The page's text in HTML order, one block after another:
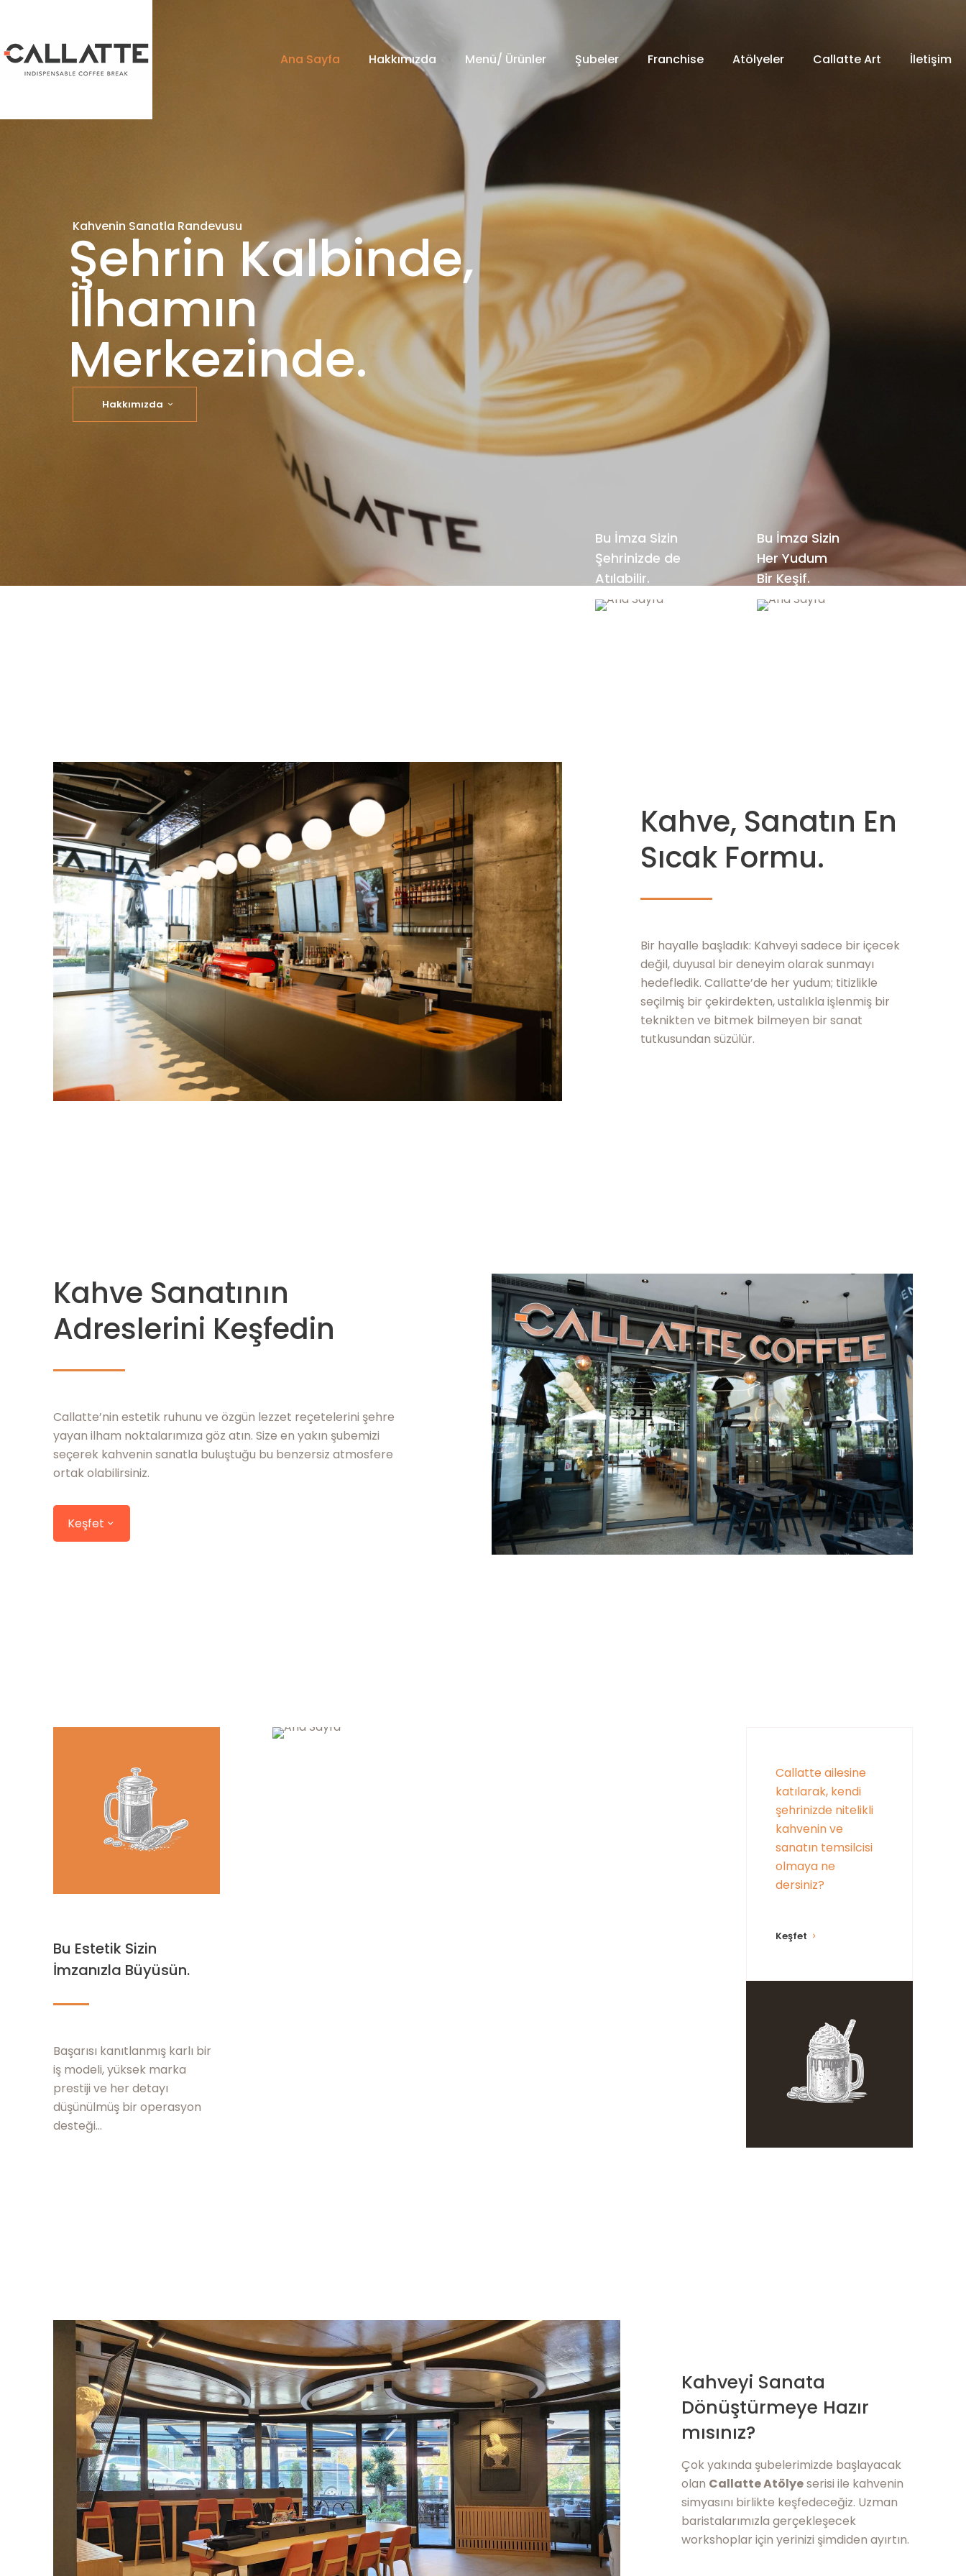
Ana Sayfa Hakkımızda Menü/ Ürünler Şubeler Franchise Atölyeler Callatte Art İletişim
Kahvenin Sanatla Randevusu
Şehrin Kalbinde,
İlhamın
Merkezinde.
Hakkımızda
Bu İmza Sizin
Şehrinizde de
Atılabilir.
Bu İmza Sizin
Her Yudum
Bir Keşif.
Kahve, Sanatın En
Sıcak Formu.
Bir hayalle başladık: Kahveyi sadece bir içecek
değil, duyusal bir deneyim olarak sunmayı
hedefledik. Callatte’de her yudum; titizlikle
seçilmiş bir çekirdekten, ustalıkla işlenmiş bir
teknikten ve bitmek bilmeyen bir sanat
tutkusundan süzülür.
Kahve Sanatının
Adreslerini Keşfedin
Callatte’nin estetik ruhunu ve özgün lezzet reçetelerini şehre
yayan ilham noktalarımıza göz atın. Size en yakın şubemizi
seçerek kahvenin sanatla buluştuğu bu benzersiz atmosfere
ortak olabilirsiniz.
Keşfet
Bu Estetik Sizin
İmzanızla Büyüsün.
Başarısı kanıtlanmış karlı bir
iş modeli, yüksek marka
prestiji ve her detayı
düşünülmüş bir operasyon
desteği...
Callatte ailesine
katılarak, kendi
şehrinizde nitelikli
kahvenin ve
sanatın temsilcisi
olmaya ne
dersiniz?
Keşfet
Kahveyi Sanata
Dönüştürmeye Hazır
mısınız?
Çok yakında şubelerimizde başlayacak
olan Callatte Atölyeserisi ile kahvenin
simyasını birlikte keşfedeceğiz. Uzman
baristalarımızla gerçekleşecek
workshoplar için yerinizi şimdiden ayırtın.